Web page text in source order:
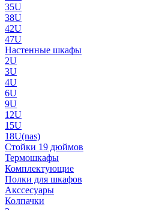
35U
38U
42U
47U
Настенные шкафы
2U
3U
4U
6U
9U
12U
15U
18U(nas)
Стойки 19 дюймов
Термошкафы
Комплектующие
Полки для шкафов
Акссесуары
Колпачки